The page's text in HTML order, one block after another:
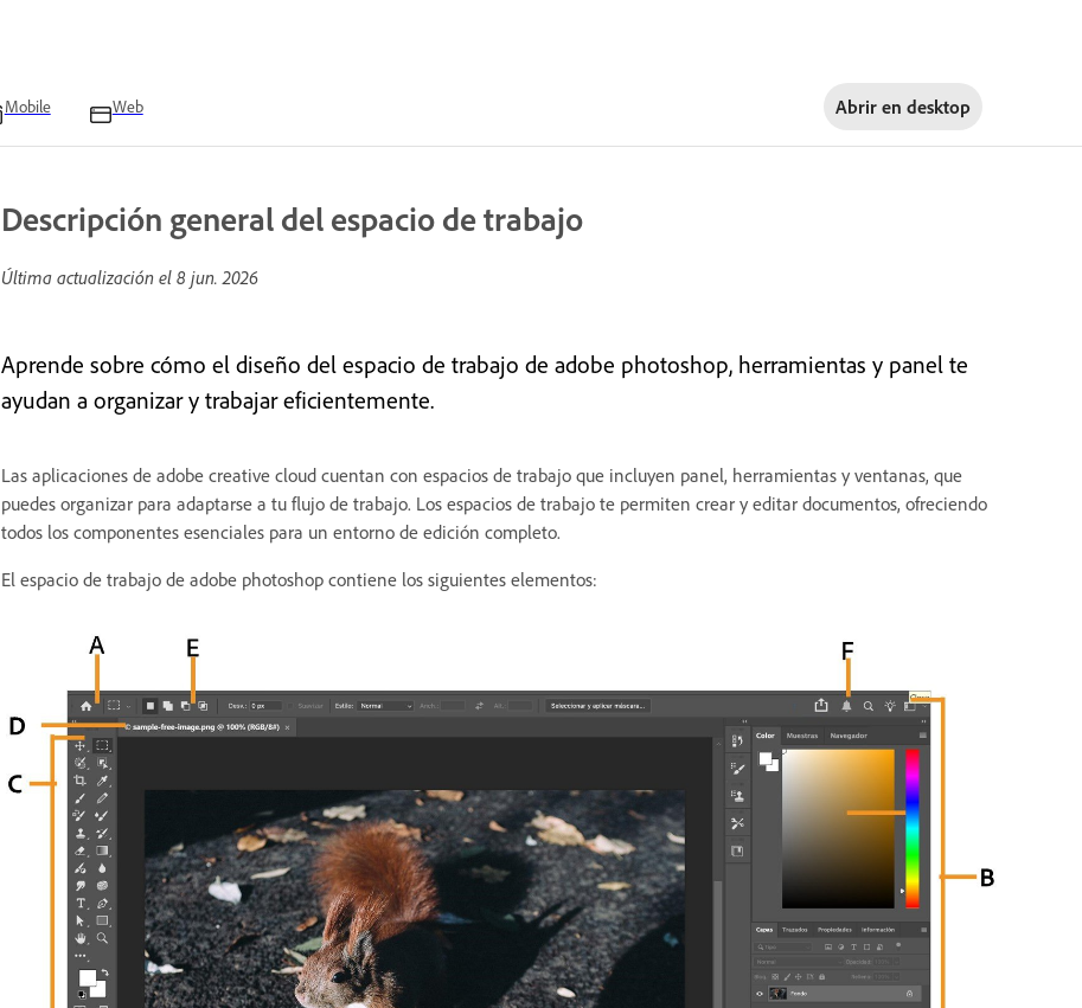
Mobile Web Abrir en desktop
Descripción general del espacio de trabajo
Última actualización el 8 jun. 2026
Aprende sobre cómo el diseño del espacio de trabajo de adobe photoshop, herramientas y panel te
ayudan a organizar y trabajar eficientemente.
Las aplicaciones de adobe creative cloud cuentan con espacios de trabajo que incluyen panel, herramientas y ventanas, que
puedes organizar para adaptarse a tu flujo de trabajo. Los espacios de trabajo te permiten crear y editar documentos, ofreciendo
todos los componentes esenciales para un entorno de edición completo.
El espacio de trabajo de adobe photoshop contiene los siguientes elementos: